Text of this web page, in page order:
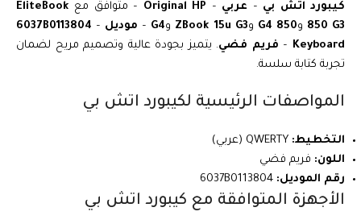
كيبورد اتش بي – عربي –
Original HP – متوافق مع EliteBook
850 G3 و850 G4 وZBook 15u G3 وG4
– موديل 6037B0113804 –
Keyboard
– فريم فضي. يتميز بجودة عالية وتصميم مريح لضمان
تجربة كتابة سلسة.
المواصفات الرئيسية لكيبورد اتش بي
التخطيط:
اللون: فريم فضي
رقم الموديل:
الأجهزة المتوافقة مع كيبورد اتش بي